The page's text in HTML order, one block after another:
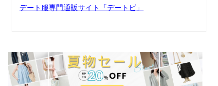
デート服専門通販サイト「デートピ」